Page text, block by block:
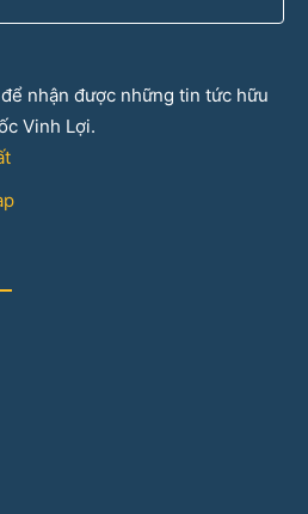
nhận được những tin tức hữu
Vinh Lợi.